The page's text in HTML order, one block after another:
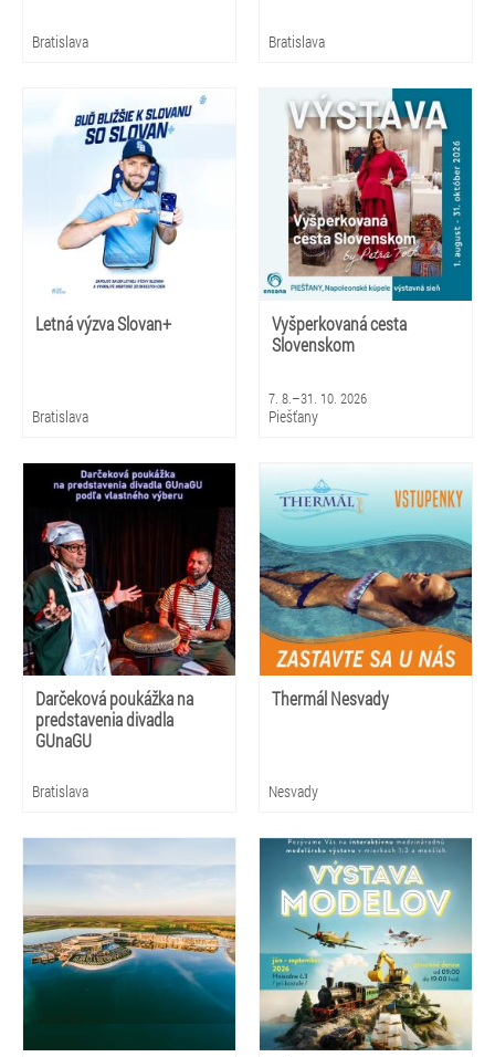
Bratislava Bratislava
Letná výzva Slovan+
Bratislava
Vyšperkovaná cesta
Slovenskom
7. 8.–31. 10. 2026
Piešťany
Darčeková poukážka na
predstavenia divadla
GUnaGU
Bratislava
Thermál Nesvady
Nesvady